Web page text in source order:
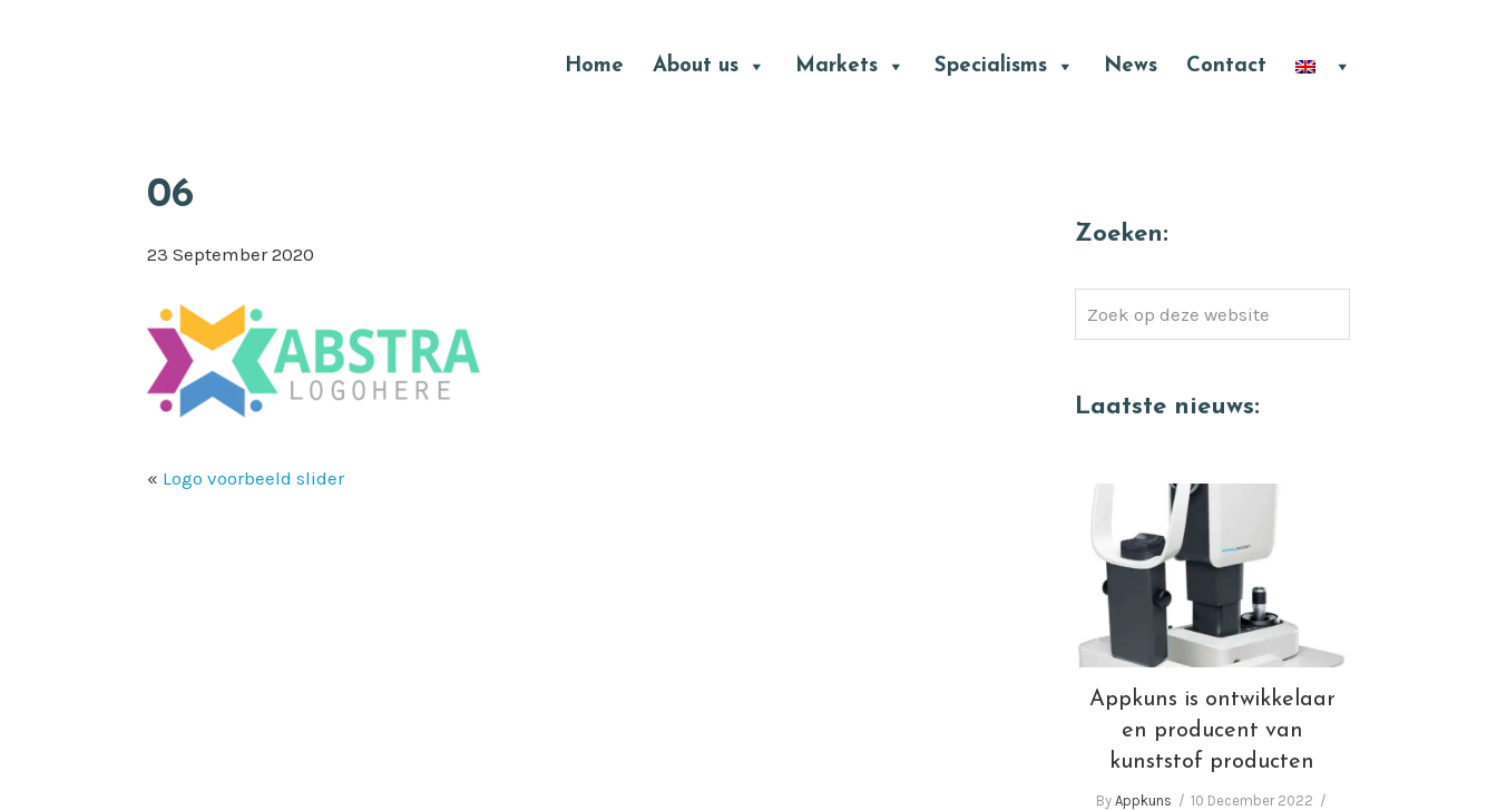
Header
Home About us Markets Specialisms News Contact
06
23 September 2020
« Logo voorbeeld slider
Zoeken:
Zoek
op
website
Laatste nieuws:
Appkuns is ontwikkelaar en
producent van kunststof
producten
Appkuns is ontwikkelaar
en producent van
kunststof producten
By Appkuns
10 December 2022